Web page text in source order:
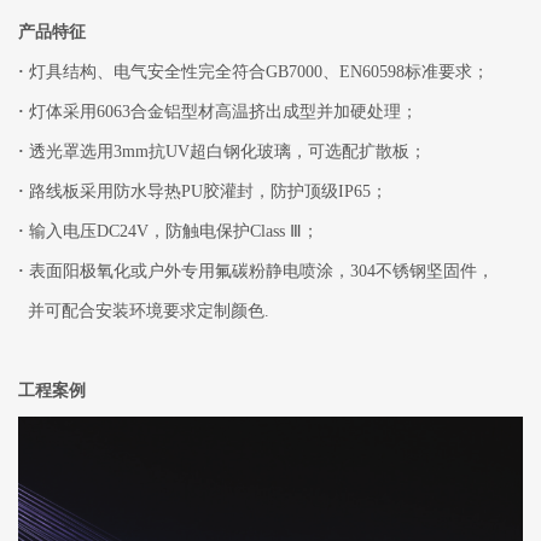
产品特征
· 灯具结构、电气安全性完全符合GB7000、EN60598标准要求；
· 灯体采用6063合金铝型材高温挤出成型并加硬处理；
· 透光罩选用3mm抗UV超白钢化玻璃，可选配扩散板；
· 路线板采用防水导热PU胶灌封，防护顶级IP65；
· 输入电压DC24V，防触电保护Class Ⅲ；
· 表面阳极氧化或户外专用氟碳粉静电喷涂，304不锈钢坚固件，
并可配合安装环境要求定制颜色.
工程案例